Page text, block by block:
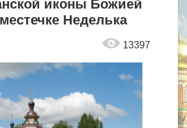
иконы Божией
Неделька
13397